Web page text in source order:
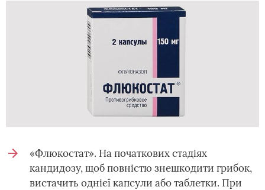
«Флюкостат». На початкових стадіях
кандидозу, щоб повністю знешкодити грибок,
вистачить однієї капсули або таблетки. При